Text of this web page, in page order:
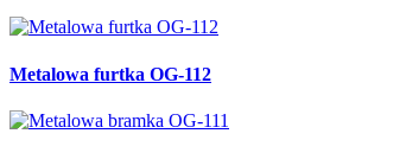
Metalowa furtka OG-112